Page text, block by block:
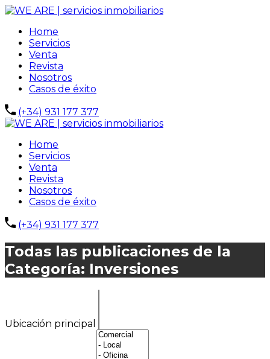
Home
Servicios
Venta
Revista
Nosotros
Casos de éxito
(+34) 931 177 377
Home
Servicios
Venta
Revista
Nosotros
Casos de éxito
(+34) 931 177 377
Todas las publicaciones de la
Categoría: Inversiones
Ubicación principal